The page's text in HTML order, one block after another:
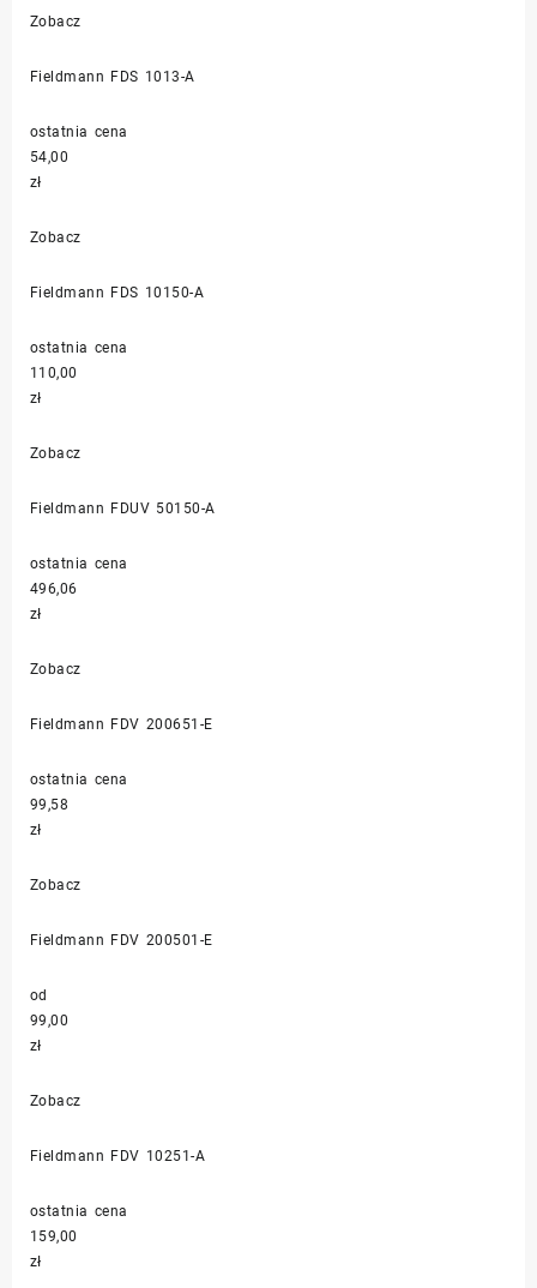
Zobacz
Fieldmann FDS 1013-A
ostatnia cena
54,00
zł
Zobacz
Fieldmann FDS 10150-A
ostatnia cena
110,00
zł
Zobacz
Fieldmann FDUV 50150-A
ostatnia cena
496,06
zł
Zobacz
Fieldmann FDV 200651-E
ostatnia cena
99,58
zł
Zobacz
Fieldmann FDV 200501-E
od
99,00
zł
Zobacz
Fieldmann FDV 10251-A
ostatnia cena
159,00
zł